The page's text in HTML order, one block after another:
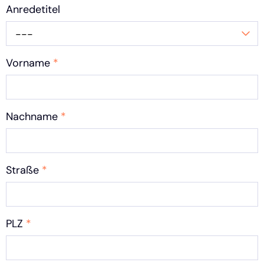
Anredetitel
---
Vorname *
Nachname *
Straße *
PLZ *